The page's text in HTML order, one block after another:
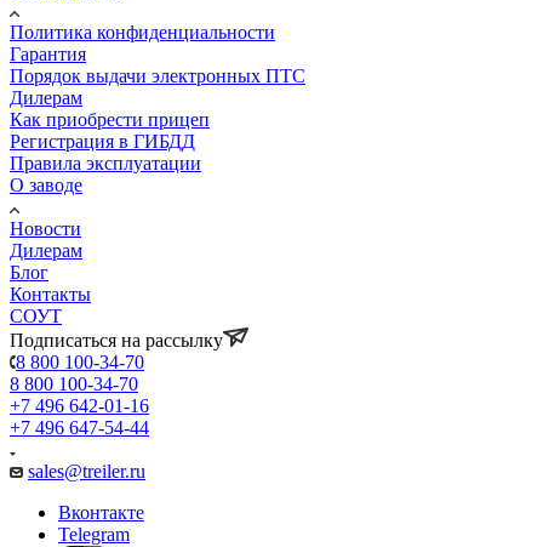
Политика конфиденциальности
Гарантия
Порядок выдачи электронных ПТС
Дилерам
Как приобрести прицеп
Регистрация в ГИБДД
Правила эксплуатации
О заводе
Новости
Дилерам
Блог
Контакты
СОУТ
Подписаться на рассылку
8 800 100-34-70
8 800 100-34-70
+7 496 642-01-16
+7 496 647-54-44
sales@treiler.ru
Вконтакте
Telegram